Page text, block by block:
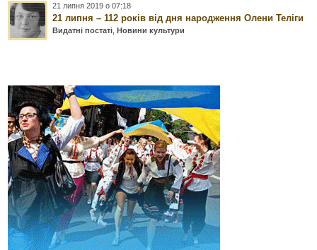
21 липня 2019 о 07:18
21 липня – 112 років від дня народження Олени Теліги
Видатні постаті, Новини культури